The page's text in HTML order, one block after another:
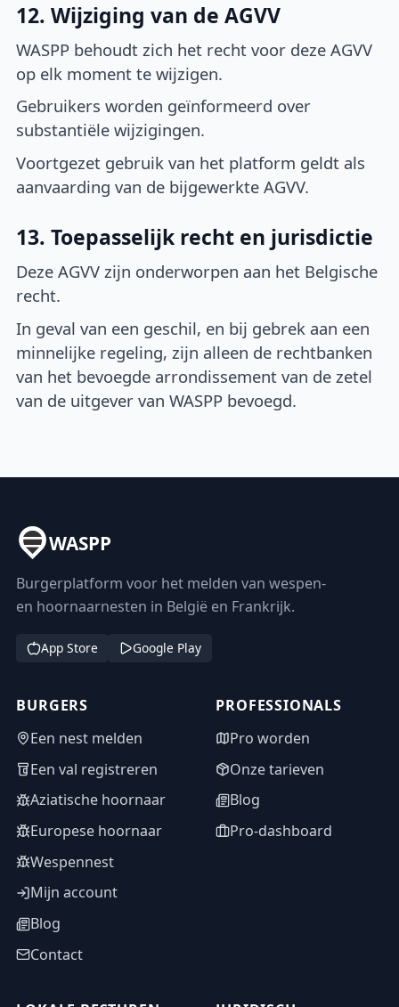
12. Wijziging van de AGVV
WASPP behoudt zich het recht voor deze AGVV
op elk moment te wijzigen.
Gebruikers worden geïnformeerd over
substantiële wijzigingen.
Voortgezet gebruik van het platform geldt als
aanvaarding van de bijgewerkte AGVV.
13. Toepasselijk recht en jurisdictie
Deze AGVV zijn onderworpen aan het Belgische
recht.
In geval van een geschil, en bij gebrek aan een
minnelijke regeling, zijn alleen de rechtbanken
van het bevoegde arrondissement van de zetel
van de uitgever van WASPP bevoegd.
WASPP
Burgerplatform voor het melden van wespen-
en hoornaarnesten in België en Frankrijk.
App Store Google Play
BURGERS
Een nest melden
Een val registreren
Aziatische hoornaar
Europese hoornaar
Wespennest
Mijn account
Blog
Contact
PROFESSIONALS
Pro worden
Onze tarieven
Blog
Pro-dashboard